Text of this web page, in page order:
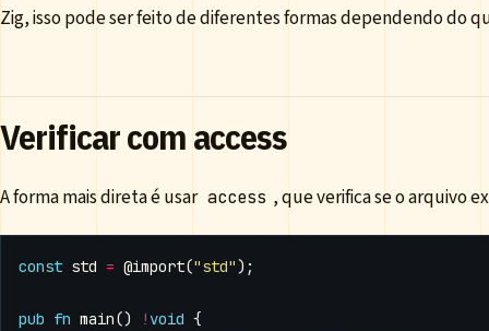
Zig, isso pode ser feito de diferentes formas dependendo do
Verificar com access
A forma mais direta é usar access , que verifica se o arquivo
const std = @import("std");
pub fn main() ! void {